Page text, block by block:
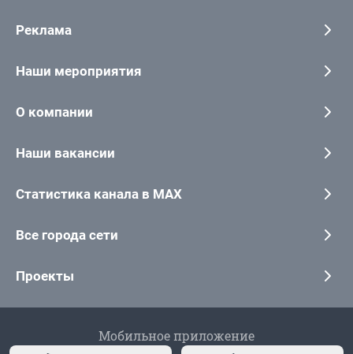
Реклама
Наши мероприятия
О компании
Наши вакансии
Статистика канала в MAX
Все города сети
Проекты
Мобильное приложение